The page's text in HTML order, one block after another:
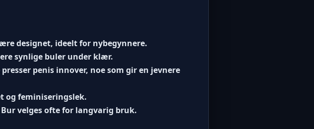
designet, ideelt for nybegynnere.
synlige buler under klær.
presser penis innover, noe som gir en jevnere
og feminiseringslek.
velges ofte for langvarig bruk.